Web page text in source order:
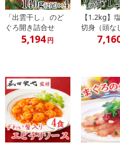
休業日
その他共通および商品カテゴリ
こちらの情報は
「出雲干し」 のど
ぐろ開き詰合せ
5,194円
【1.2kg】
切身（頭な